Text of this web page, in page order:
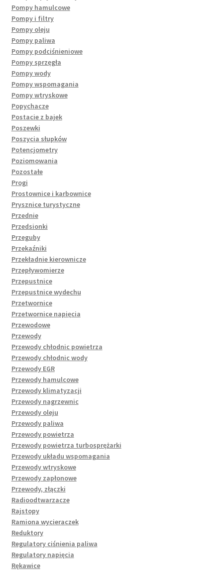
Pompy hamulcowe
Pompy i filtry
Pompy oleju
Pompy paliwa
Pompy podciśnieniowe
Pompy sprzęgła
Pompy wody
Pompy wspomagania
Pompy wtryskowe
Popychacze
Postacie z bajek
Poszewki
Poszycia słupków
Potencjometry
Poziomowania
Pozostałe
Progi
Prostownice i karbownice
Prysznice turystyczne
Przednie
Przedsionki
Przeguby
Przekaźniki
Przekładnie kierownicze
Przepływomierze
Przepustnice
Przepustnice wydechu
Przetwornice
Przetwornice napięcia
Przewodowe
Przewody
Przewody chłodnic powietrza
Przewody chłodnic wody
Przewody EGR
Przewody hamulcowe
Przewody klimatyzacji
Przewody nagrzewnic
Przewody oleju
Przewody paliwa
Przewody powietrza
Przewody powietrza turbosprężarki
Przewody układu wspomagania
Przewody wtryskowe
Przewody zapłonowe
Przewody, złączki
Radioodtwarzacze
Rajstopy
Ramiona wycieraczek
Reduktory
Regulatory ciśnienia paliwa
Regulatory napięcia
Rękawice